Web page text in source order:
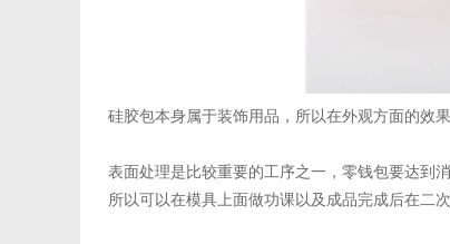
硅胶包本身属于装饰用品，所以在外观方面的效
表面处理是比较重要的工序之一，零钱包要达到
所以可以在模具上面做功课以及成品完成后在二次